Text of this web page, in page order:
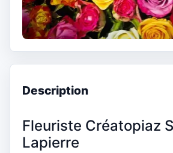
Description
Fleuriste Créatopiaz
Lapierre